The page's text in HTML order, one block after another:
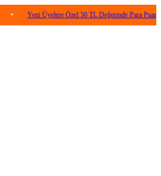
Yeni Üyelere Özel 50 TL Değerinde Para Puan! •